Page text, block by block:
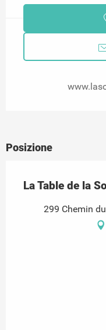
Posizione
La Table de la
299 Chemin